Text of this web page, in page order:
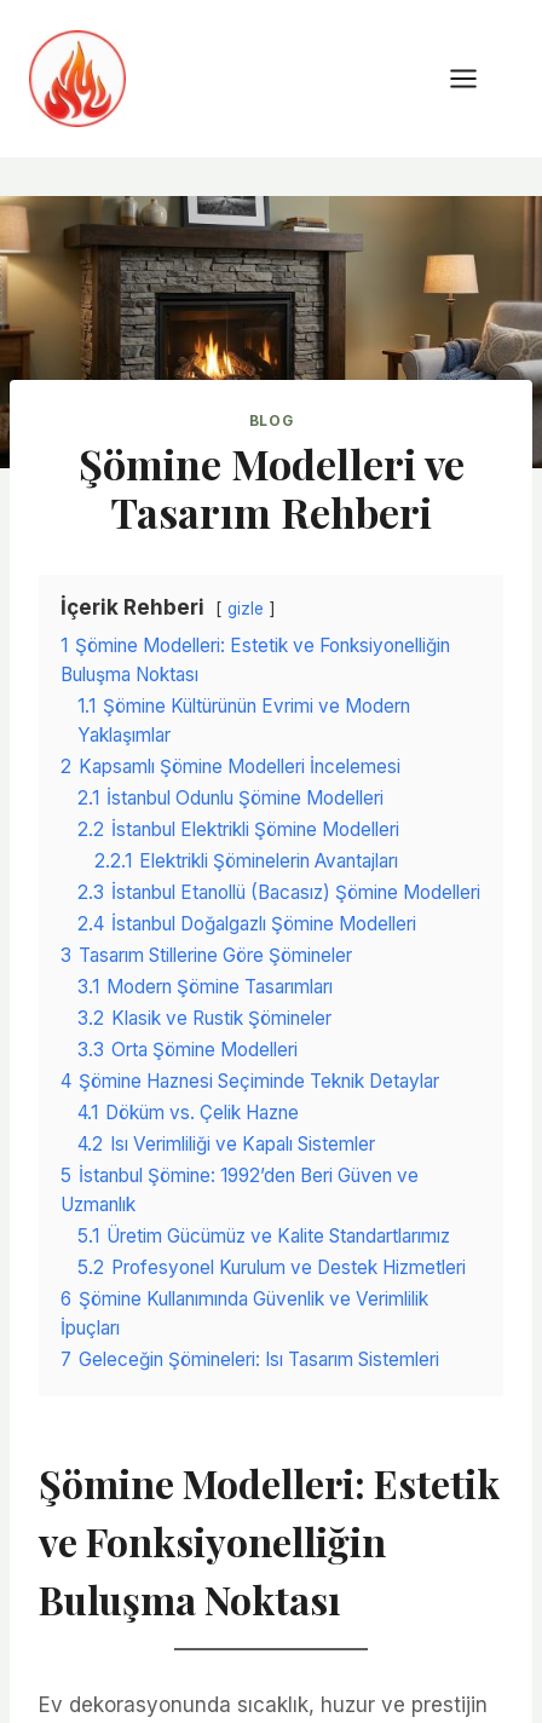
content
BLOG
Şömine Modelleri ve
Tasarım Rehberi
İçerik Rehberi gizle
1 Şömine Modelleri: Estetik ve Fonksiyonelliğin
Buluşma Noktası
1.1 Şömine Kültürünün Evrimi ve Modern
Yaklaşımlar
2 Kapsamlı Şömine Modelleri İncelemesi
2.1 İstanbul Odunlu Şömine Modelleri
2.2 İstanbul Elektrikli Şömine Modelleri
2.2.1 Elektrikli Şöminelerin Avantajları
2.3 İstanbul Etanollü (Bacasız) Şömine Modelleri
2.4 İstanbul Doğalgazlı Şömine Modelleri
3 Tasarım Stillerine Göre Şömineler
3.1 Modern Şömine Tasarımları
3.2 Klasik ve Rustik Şömineler
3.3 Orta Şömine Modelleri
4 Şömine Haznesi Seçiminde Teknik Detaylar
4.1 Döküm vs. Çelik Hazne
4.2 Isı Verimliliği ve Kapalı Sistemler
5 İstanbul Şömine: 1992’den Beri Güven ve
Uzmanlık
5.1 Üretim Gücümüz ve Kalite Standartlarımız
5.2 Profesyonel Kurulum ve Destek Hizmetleri
6 Şömine Kullanımında Güvenlik ve Verimlilik
İpuçları
7 Geleceğin Şömineleri: Isı Tasarım Sistemleri
Şömine Modelleri: Estetik
ve Fonksiyonelliğin
Buluşma Noktası
Ev dekorasyonunda sıcaklık, huzur ve prestijin